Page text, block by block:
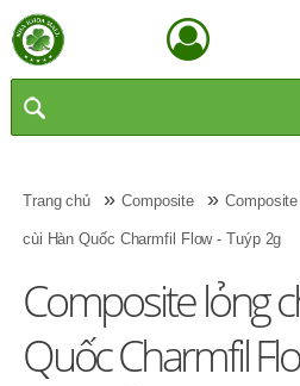
Trang chủ »Composite »
cùi Hàn Quốc Charmfil Flow - Tuýp 2g
Composite lỏng
Quốc Charmfil